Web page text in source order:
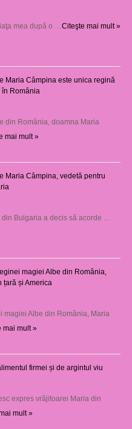
mea după o … Citeşte mai mult »
Maria Câmpina este unica regină
România
din România, doamna Maria
mai mult »
Maria Câmpina, vedetă pentru
Bulgaria a decis să acorde …
magiei Albe din România,
țară și America
magiei Albe din România, Maria
mai mult »
firmei și de argintul viu
expres vrăjitoarei Maria din
mult »